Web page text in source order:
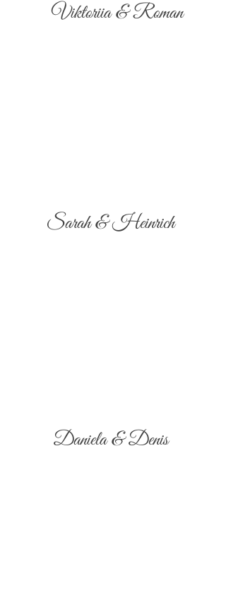
Viktoriia & Roman
Sarah & Heinrich
Daniela & Denis